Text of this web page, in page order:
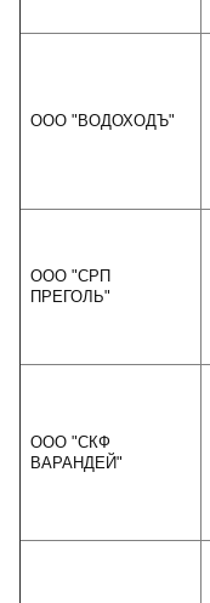
ООО "ВОДОХОДЪ"
ООО "СРП
ПРЕГОЛЬ"
ООО "СКФ
ВАРАНДЕЙ"